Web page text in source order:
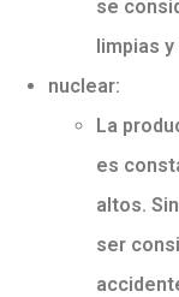
se
limpias
nuclear:
La
es
altos.
ser